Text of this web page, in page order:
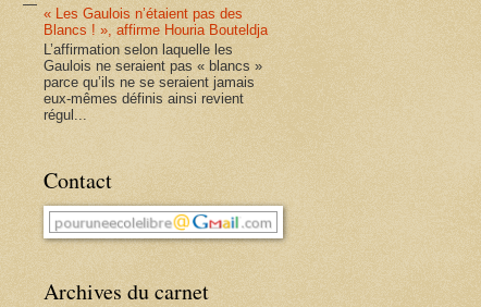
« Les Gaulois n’étaient pas des
Blancs ! », affirme Houria Bouteldja
L’affirmation selon laquelle les
Gaulois ne seraient pas « blancs »
parce qu’ils ne se seraient jamais
eux-mêmes définis ainsi revient
régul...
Contact
Archives du carnet